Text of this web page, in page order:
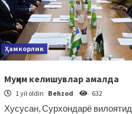
Ҳамкорлик
Муҳим келишувлар амалда
1 yil oldin Behzod 632
Хусусан, Сурхондарё